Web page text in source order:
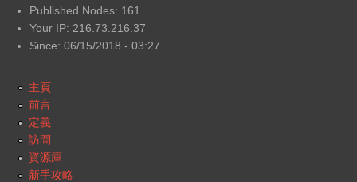
Published Nodes: 161
Your IP: 216.73.216.37
Since: 06/15/2018 - 03:27
主頁
前言
定義
訪問
資源庫
新手攻略